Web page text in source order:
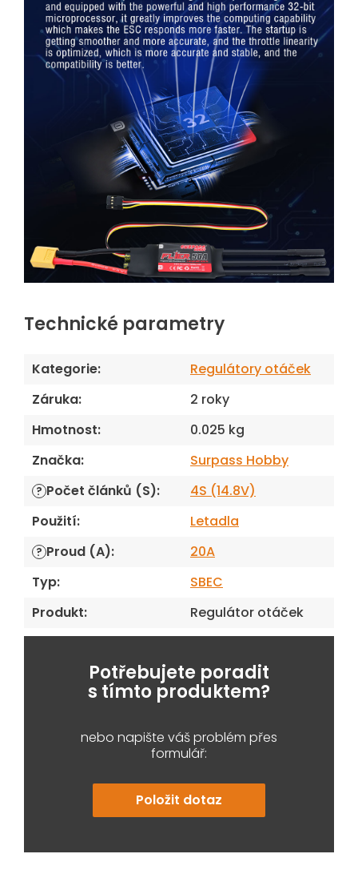
Technické parametry
Kategorie:
Regulátory otáček
Záruka:
2 roky
Hmotnost:
0.025 kg
Značka: Surpass Hobby
? Počet článků (S):
4S (14.8V)
Použití: Letadla
? Proud (A):
20A
Typ:
SBEC
Produkt: Regulátor otáček
Potřebujete poradit
s tímto produktem?
nebo napište váš problém přes
formulář:
Položit dotaz